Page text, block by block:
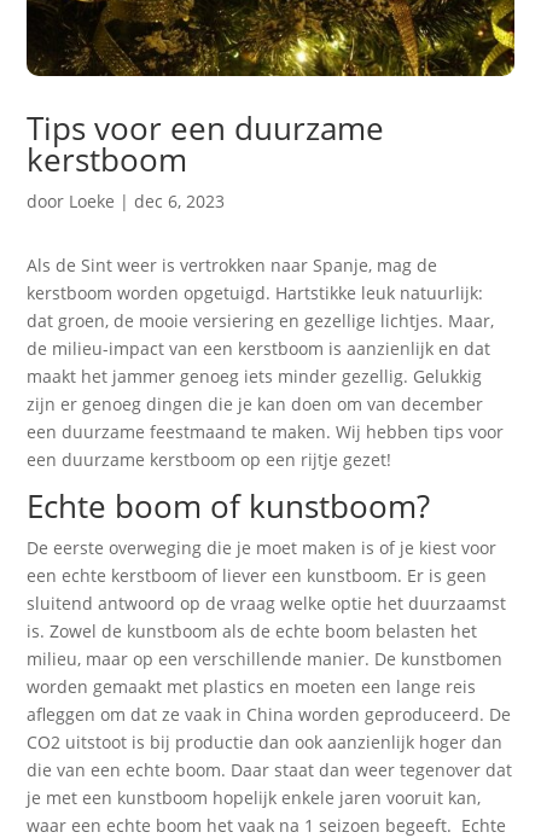
Tips voor een duurzame
kerstboom
door Loeke |dec 6, 2023
Als de Sint weer is vertrokken naar Spanje, mag de
kerstboom worden opgetuigd. Hartstikke leuk natuurlijk:
dat groen, de mooie versiering en gezellige lichtjes. Maar,
de milieu-impact van een kerstboom is aanzienlijk en dat
maakt het jammer genoeg iets minder gezellig. Gelukkig
zijn er genoeg dingen die je kan doen om van december
een duurzame feestmaand te maken. Wij hebben tips voor
een duurzame kerstboom op een rijtje gezet!
Echte boom of kunstboom?
De eerste overweging die je moet maken is of je kiest voor
een echte kerstboom of liever een kunstboom. Er is geen
sluitend antwoord op de vraag welke optie het duurzaamst
is. Zowel de kunstboom als de echte boom belasten het
milieu, maar op een verschillende manier. De kunstbomen
worden gemaakt met plastics en moeten een lange reis
afleggen om dat ze vaak in China worden geproduceerd. De
CO2 uitstoot is bij productie dan ook aanzienlijk hoger dan
die van een echte boom. Daar staat dan weer tegenover dat
je met een kunstboom hopelijk enkele jaren vooruit kan,
waar een echte boom het vaak na 1 seizoen begeeft. Echte